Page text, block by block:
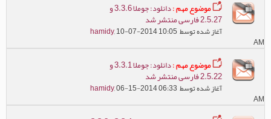
موضوع مهم : دانلود: جوملا 3.3.6 و
2.5.27 فارسی منتشر شد
آغاز شده توسط hamidy, 10-07-2014 10:05
AM
موضوع مهم : دانلود: جوملا 3.3.1 و
2.5.22 فارسی منتشر شد
آغاز شده توسط hamidy, 06-15-2014 06:33
AM